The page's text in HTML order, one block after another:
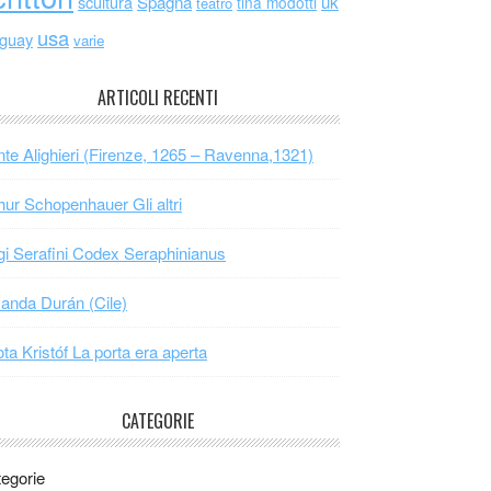
usa varie
ARTICOLI RECENTI
Alighieri (Firenze, 1265 – Ravenna,1321)
Schopenhauer Gli altri
Serafini Codex Seraphinianus
Durán (Cile)
Kristóf La porta era aperta
CATEGORIE